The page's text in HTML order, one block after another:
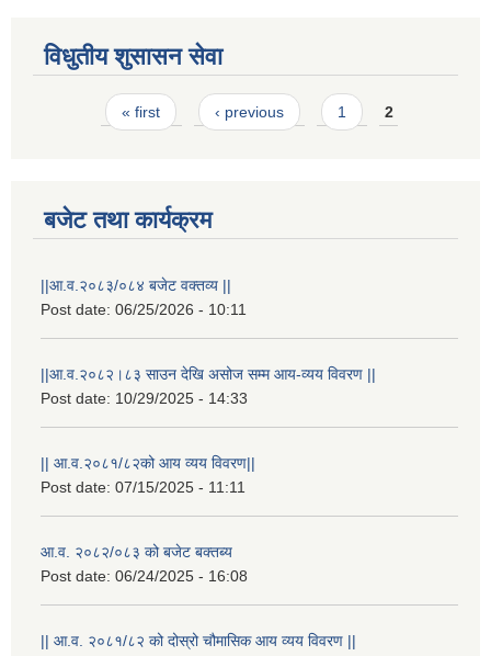
विधुतीय शुसासन सेवा
Pages« first ‹ previous 1 2
बजेट तथा कार्यक्रम
||आ.व.२०८३/०८४ बजेट वक्तव्य ||
Post date: 06/25/2026 - 10:11
||आ.व.२०८२।८३ साउन देखि असोज सम्म आय-व्यय विवरण ||
Post date: 10/29/2025 - 14:33
|| आ.व.२०८१/८२को आय व्यय विवरण||
Post date: 07/15/2025 - 11:11
आ.व. २०८२/०८३ को बजेट बक्तब्य
Post date: 06/24/2025 - 16:08
|| आ.व. २०८१/८२ को दोस्रो चौमासिक आय व्यय विवरण ||